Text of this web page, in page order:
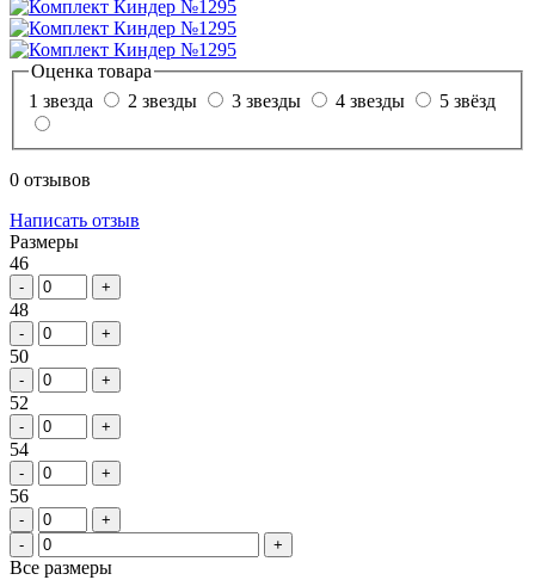
Оценка товара
1 звезда
2 звезды 3 звезды 4 звезды 5 звёзд
0 отзывов
Написать отзыв
Размеры
46
- +
48
- +
50
- +
52
- +
54
- +
56
-
+
-
+
Все размеры